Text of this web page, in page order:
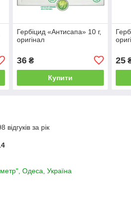
Гербіцид «Антисапа» 10 г,
оригінал
36₴
Купити
25
за рік
Одеса, Україна